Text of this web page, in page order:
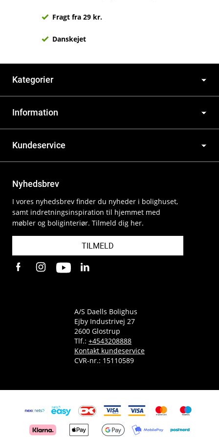
Fragt fra 29 kr.
Danskejet
Kategorier
Information
Kundeservice
Nyhedsbrev
I vores nyhedsbrev finder du nyheder i bolighuset,
samt indretningsinspiration til hjemmet med
møbler og boliginteriør. Tilmeld dig her.
TILMELD
A/S Daells Bolighus
Ejby Industrivej 27
2600 Glostrup
Tlf.: +4543208888
Kontakt kundeservice
CVR-nr.: 15110589